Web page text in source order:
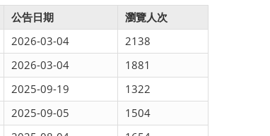
公告日期
瀏覽人次
2026-03-04
2138
2026-03-04
1881
2025-09-19
1322
2025-09-05
1504